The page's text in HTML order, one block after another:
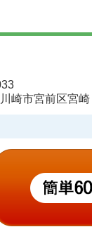
崎市宮前区宮